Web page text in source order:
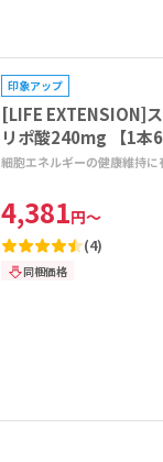
印象アップ
[LIFE EXTENSION]
リポ酸240mg 【1本
セル】
細胞エネルギーの健康維持に
4,381円～
(4)
同梱価格